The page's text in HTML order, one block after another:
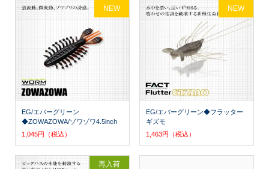
EG/エバーグリーン
◆ZOWAZOWA/ゾワゾワ4.5inch
1,045円（税込）
NEW
EG/エバーグリーン◆フラッター
ギズモ
1,463円（税込）
NEW
再入荷